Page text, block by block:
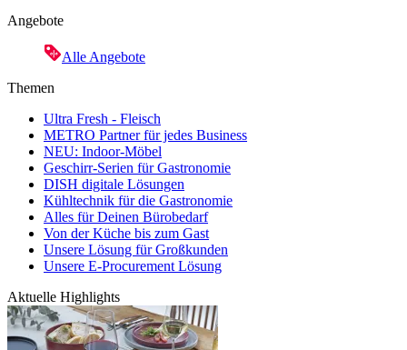
Angebote
Alle Angebote
Themen
Ultra Fresh - Fleisch
METRO Partner für jedes Business
NEU: Indoor-Möbel
Geschirr-Serien für Gastronomie
DISH digitale Lösungen
Kühltechnik für die Gastronomie
Alles für Deinen Bürobedarf
Von der Küche bis zum Gast
Unsere Lösung für Großkunden
Unsere E-Procurement Lösung
Aktuelle Highlights